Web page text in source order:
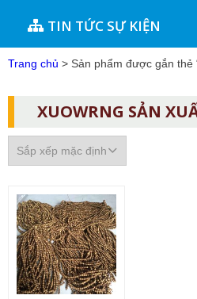
TIN TỨC SỰ KIỆN
Trang chủ > Sản phẩm được gắn thẻ
XUOWRNG SẢN